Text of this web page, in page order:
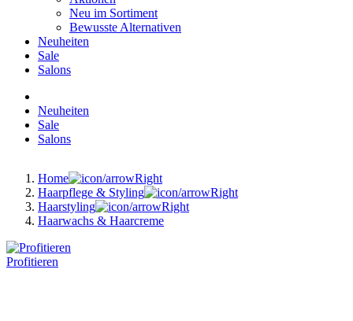
Neu im Sortiment
Bewusste Alternativen
Neuheiten
Sale
Salons
Neuheiten
Sale
Salons
Home
Haarpflege & Styling
Haarstyling
Haarwachs & Haarcreme
Profitieren